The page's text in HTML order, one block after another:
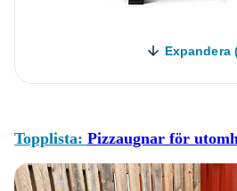
Expandera
Topplista: Pizzaugnar för